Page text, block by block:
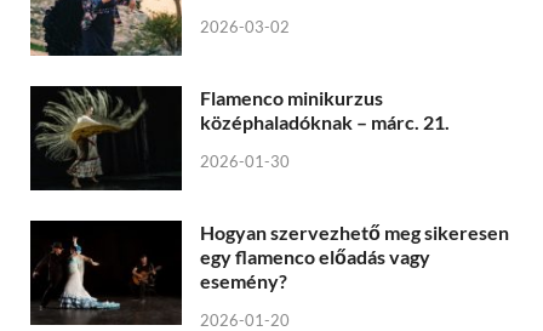
2026-03-02
Flamenco minikurzus
középhaladóknak – márc. 21.
2026-01-30
Hogyan szervezhető meg sikeresen
egy flamenco előadás vagy
esemény?
2026-01-20